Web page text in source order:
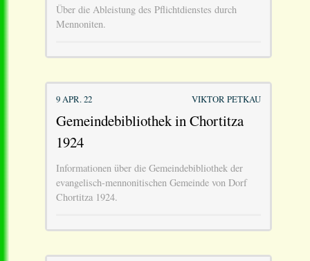
Über die Ableistung des Pflichtdienstes durch
Mennoniten.
9 APR. 22 VIKTOR PETKAU
Gemeindebibliothek in Chortitza
1924
Informationen über die Gemeindebibliothek der
evangelisch-mennonitischen Gemeinde von Dorf
Chortitza 1924.